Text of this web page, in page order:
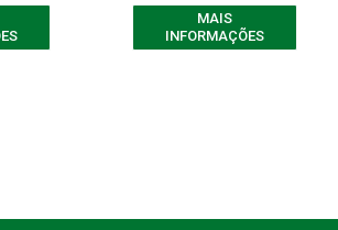
MAIS
INFORMAÇÕES